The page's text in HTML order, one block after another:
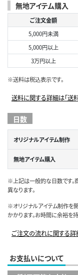
無地アイテム購入
ご注文金額
5,000円未満
5,000円以上
3万円以上
※送料は税込表示です。
送料に関する詳細は「送
日数
オリジナルアイテム制作
無地アイテム購入
※上記は一般的な日数です。
異なります。
※オリジナルアイテム制作を
かかります。お時間に余裕を
ご注文の流れに関する詳
お支払いについて